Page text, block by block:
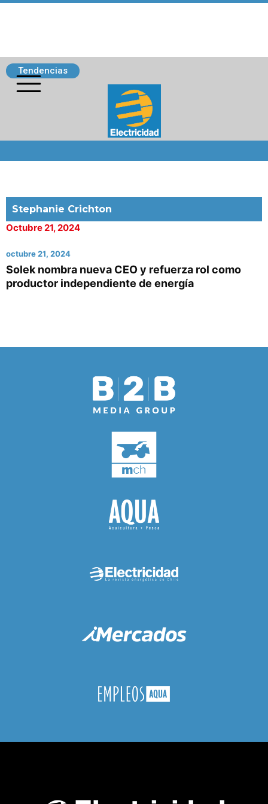
Tendencias
Stephanie Crichton
Octubre 21, 2024
octubre 21, 2024
Solek nombra nueva CEO y refuerza rol como
productor independiente de energía